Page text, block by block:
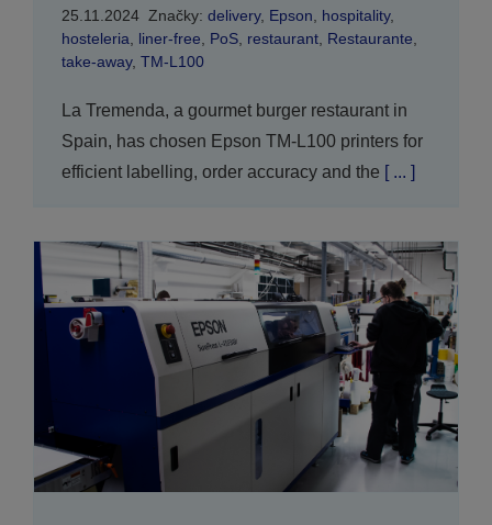
25.11.2024 Značky: delivery, Epson, hospitality,
hosteleria, liner-free, PoS, restaurant, Restaurante,
take-away, TM-L100
La Tremenda, a gourmet burger restaurant in
Spain, has chosen Epson TM-L100 printers for
efficient labelling, order accuracy and the [ ... ]